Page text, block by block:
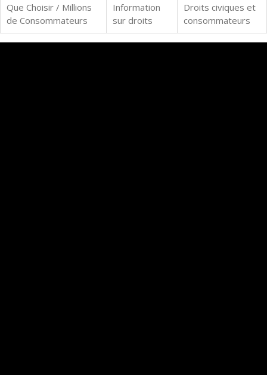
Que Choisir / Millions
de Consommateurs
Information
sur droits
Droits civiques et
consommateurs